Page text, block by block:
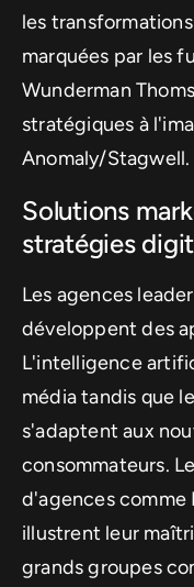
les
marquées par les
Wunderman
stratégiques à
Anomaly/Stagwell.
Solutions
stratégies
Les agences
développent des
L'intelligence
média tandis que
s'adaptent aux
consommateurs.
d'agences comme
illustrent leur
grands groupes